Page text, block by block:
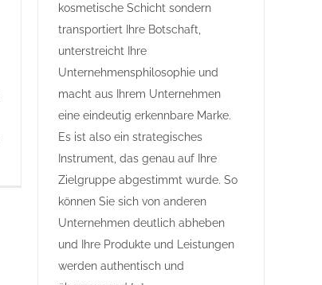
kosmetische Schicht sondern
transportiert Ihre Botschaft,
unterstreicht Ihre
Unternehmensphilosophie und
macht aus Ihrem Unternehmen
eine eindeutig erkennbare Marke.
Es ist also ein strategisches
Instrument, das genau auf Ihre
Zielgruppe abgestimmt wurde. So
können Sie sich von anderen
Unternehmen deutlich abheben
und Ihre Produkte und Leistungen
werden authentisch und